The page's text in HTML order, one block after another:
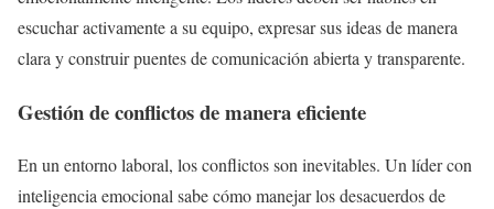
escuchar activamente a su equipo, expresar sus ideas de manera
clara y construir puentes de comunicación abierta y transparente.
Gestión de conflictos de manera eficiente
En un entorno laboral, los conflictos son inevitables. Un líder con
inteligencia emocional sabe cómo manejar los desacuerdos de